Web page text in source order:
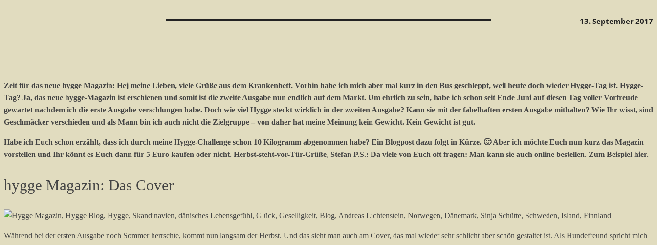
13. September 2017
Zeit für das neue hygge Magazin: Hej meine Lieben, viele Grüße aus dem Krankenbett. Vorhin habe ich mich aber mal kurz in den Bus geschleppt, weil heute doch wieder Hygge-Tag ist. Hygge-
Tag? Ja, das neue hygge-Magazin ist erschienen und somit ist die zweite Ausgabe nun endlich auf dem Markt. Um ehrlich zu sein, habe ich schon seit Ende Juni auf diesen Tag voller Vorfreude
gewartet nachdem ich die erste Ausgabe verschlungen habe. Doch wie viel Hygge steckt wirklich in der zweiten Ausgabe? Kann sie mit der fabelhaften ersten Ausgabe mithalten? Wie Ihr wisst, sind
Geschmäcker verschieden und als Mann bin ich auch nicht die Zielgruppe – von daher hat meine Meinung kein Gewicht. Kein Gewicht ist gut.
Habe ich Euch schon erzählt, dass ich durch meine Hygge-Challenge schon 10 Kilogramm abgenommen habe? Ein Blogpost dazu folgt in Kürze. 🙂 Aber ich möchte Euch nun kurz das Magazin
vorstellen und Ihr könnt es Euch dann für 5 Euro kaufen oder nicht. Herbst-steht-vor-Tür-Grüße, Stefan P.S.: Da viele von Euch oft fragen: Man kann sie auch online bestellen. Zum Beispiel hier.
hygge Magazin: Das Cover
Während bei der ersten Ausgabe noch Sommer herrschte, kommt nun langsam der Herbst. Und das sieht man auch am Cover, das mal wieder sehr schlicht aber schön gestaltet ist. Als Hundefreund spricht mich